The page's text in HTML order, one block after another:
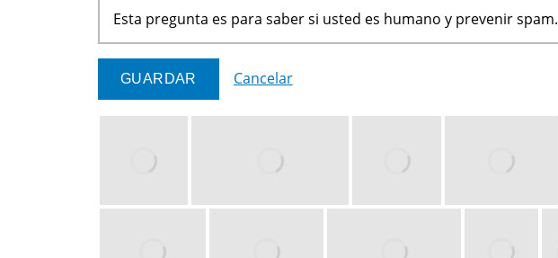
Esta pregunta es para saber si usted es humano y prevenir spam.
Cancelar